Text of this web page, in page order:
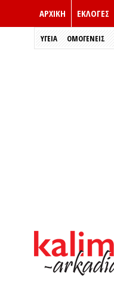
ΑΡΧΙΚΗ ΕΚΛΟΓΈΣ
ΥΓΕΙΑ ΟΜΟΓΕΝΕΙΣ